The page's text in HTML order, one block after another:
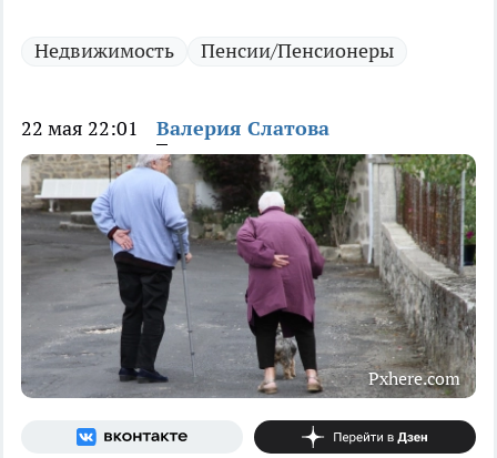
Недвижимость Пенсии/Пенсионеры
22 мая 22:01 Валерия Слатова
Pxhere.com